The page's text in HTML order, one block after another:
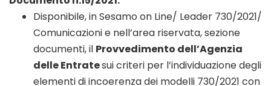
Disponibile, in Sesamo on Line/ Leader 730/2021/
Comunicazioni e nell’area riservata, sezione
documenti, il Provvedimento dell’Agenzia
delle Entratesui criteri per l’individuazione degli
elementi di incoerenza dei modelli 730/2021 con